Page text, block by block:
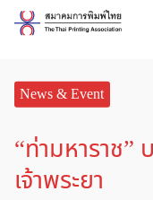
Skip
News & Event
“ท่ามหาราช”
เจ้าพระยา